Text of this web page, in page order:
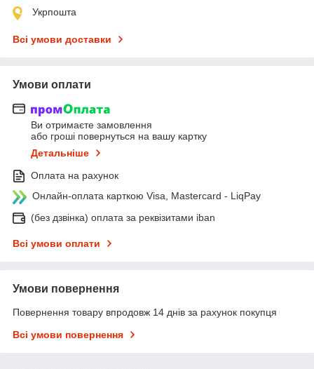
Укрпошта
Всі умови доставки
Умови оплати
Ви отримаєте замовлення
або гроші повернуться на вашу картку
Детальніше
Оплата на рахунок
Онлайн-оплата карткою Visa, Mastercard - LiqPay
(без дзвінка) оплата за реквізитами iban
Всі умови оплати
Умови повернення
Повернення товару впродовж 14 днів за рахунок покупця
Всі умови повернення